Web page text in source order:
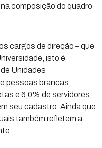
composição do quadro
cargos de direção – que
isto é
Unidades
pessoas brancas;
e 6,0% de servidores
seu cadastro. Ainda que
também refletem a